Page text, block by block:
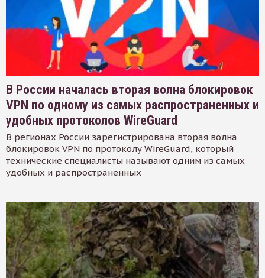
В России началась вторая волна блокировок
VPN по одному из самых распространенных и
удобных протоколов WireGuard
В регионах России зарегистрирована вторая волна
блокировок VPN по протоколу WireGuard, который
технические специалисты называют одним из самых
удобных и распространенных